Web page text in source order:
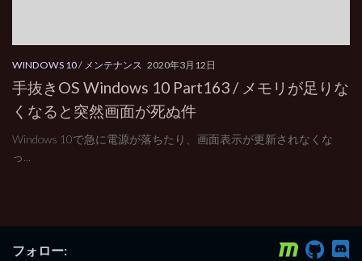
WINDOWS 10/ メンテナンス 2020年3月12日
手抜きOS Windows 10 Part163 / メモリが足りな
くなると突然画面が死ぬ件
Windows 10で急に電源が落ちたり、画面表示が更新されなくな
っ...
フォロー: